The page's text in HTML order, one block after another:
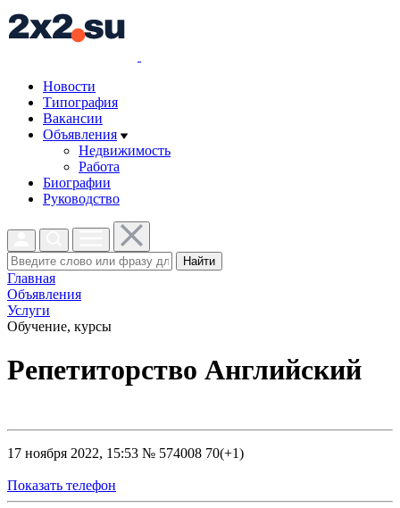
Новости
Типография
Вакансии
Объявления
Недвижимость
Работа
Биографии
Руководство
Найти
Главная
Объявления
Услуги
Обучение, курсы
Репетиторство Английский
17 ноября 2022, 15:53 № 574008 70(+1)
Показать телефон